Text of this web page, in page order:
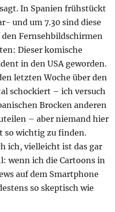
In Spanien frühstückt
und um 7.30 sind diese
Fernsehbildschirmen
Dieser komische
in den USA geworden.
letzten Woche über den
schockiert – ich versuch
Brocken anderen
– aber niemand hier
so wichtig zu finden.
ich, vielleicht ist das gar
wenn ich die Cartoons in
auf dem Smartphone
so skeptisch wie